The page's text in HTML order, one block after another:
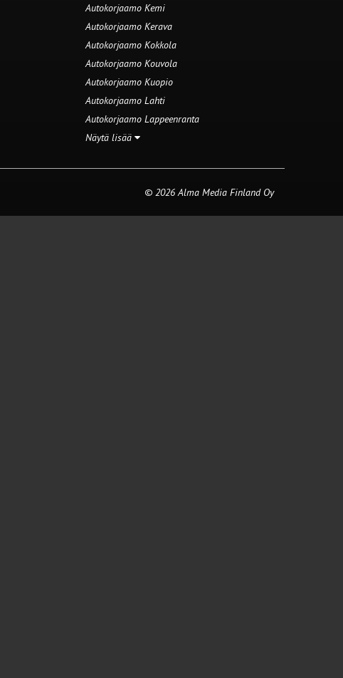
Autokorjaamo Kemi
Autokorjaamo Kerava
Autokorjaamo Kokkola
Autokorjaamo Kouvola
Autokorjaamo Kuopio
Autokorjaamo Lahti
Autokorjaamo Lappeenranta
Näytä lisää
© 2026 Alma Media Finland Oy